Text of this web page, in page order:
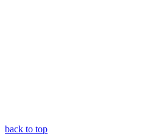
back to top